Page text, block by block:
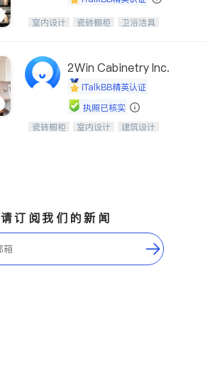
设计、制造、安装一体化，打造高端定
室内设计 瓷砖橱柜
卫浴洁具
2Win Cabinetry Inc.
iTalkBB精英认证
执照已核实
中华橱柜石材公司以实惠的价格提供实
瓷砖橱柜 室内设计
建筑设计
请订阅我们的新闻